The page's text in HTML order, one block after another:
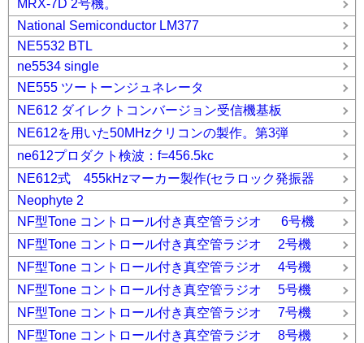
MRX-7D 2号機。
National Semiconductor LM377
NE5532 BTL
ne5534 single
NE555 ツートーンジュネレータ
NE612 ダイレクトコンバージョン受信機基板
NE612を用いた50MHzクリコンの製作。第3弾
ne612プロダクト検波：f=456.5kc
NE612式 455kHzマーカー製作(セラロック発振器
Neophyte 2
NF型Tone コントロール付き真空管ラジオ 6号機
NF型Tone コントロール付き真空管ラジオ 2号機
NF型Tone コントロール付き真空管ラジオ 4号機
NF型Tone コントロール付き真空管ラジオ 5号機
NF型Tone コントロール付き真空管ラジオ 7号機
NF型Tone コントロール付き真空管ラジオ 8号機